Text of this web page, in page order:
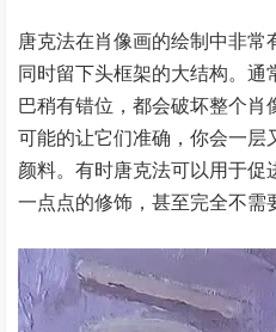
唐克法在肖像画的绘制中非
同时留下头框架的大结构。
巴稍有错位，都会破坏整个
可能的让它们准确，你会一
颜料。有时唐克法可以用于
一点点的修饰，甚至完全不需